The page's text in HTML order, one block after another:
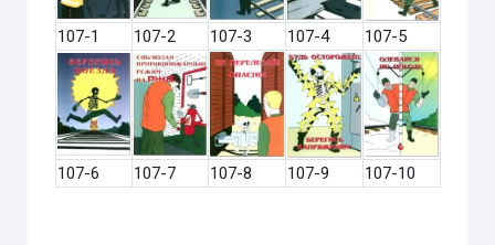
107-1 107-2 107-3 107-4 107-5
107-6 107-7 107-8 107-9 107-10